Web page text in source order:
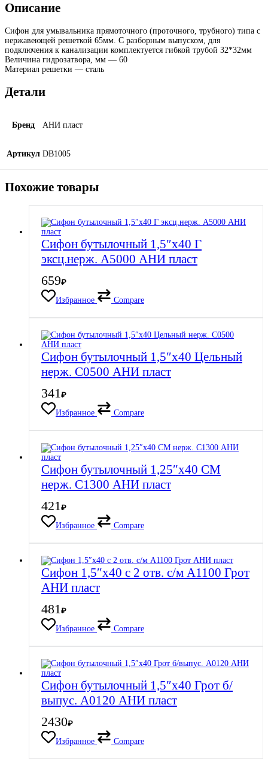
Описание
Сифон для умывальника прямоточного (проточного, трубного) типа с
нержавеющей решеткой 65мм. С разборным выпуском, для
подключения к канализации комплектуется гибкой трубой 32*32мм
Величина гидрозатвора, мм — 60
Материал решетки — cталь
Детали
Бренд АНИ пласт
Артикул DB1005
Похожие товары
Сифон бутылочный 1,5″х40 Г
эксц.нерж. А5000 АНИ пласт
659₽
Избранное
Compare
Сифон бутылочный 1,5″х40 Цельный
нерж. C0500 АНИ пласт
341₽
Избранное
Compare
Сифон бутылочный 1,25″х40 СМ
нерж. C1300 АНИ пласт
421₽
Избранное
Compare
Сифон 1,5″х40 с 2 отв. с/м A1100 Грот
АНИ пласт
481₽
Избранное
Compare
Сифон бутылочный 1,5″х40 Грот б/
выпус. А0120 АНИ пласт
2430₽
Избранное
Compare